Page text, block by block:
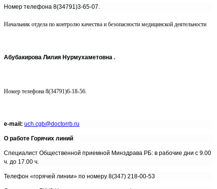
Номер телефона 8(34791)3-65-07.
Начальник отдела по контролю качества и безопасности медицинской деятельности
Абубакирова Лилия Нурмухаметовна .
Номер телефона 8(34791)6-18-56.
e-mail: uch.cgb@doctorrb.ru
О работе Горячих линий
Cпециалист Общественной приемной Минздрава РБ: в рабочие дни с 9.00
ч. до 17.00 ч.
Телефон «горячей линии» по номеру 8(347) 218-00-53